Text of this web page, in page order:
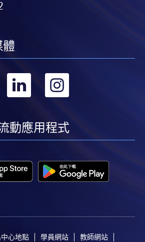
體
轉
轉
linkedin
動應用程式
心地點 學員網站 教師網站